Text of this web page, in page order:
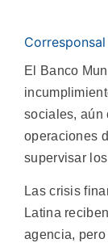
Corresponsal
El Banco
sociales, aún
operaciones
supervisar
Las crisis
Latina
agencia,